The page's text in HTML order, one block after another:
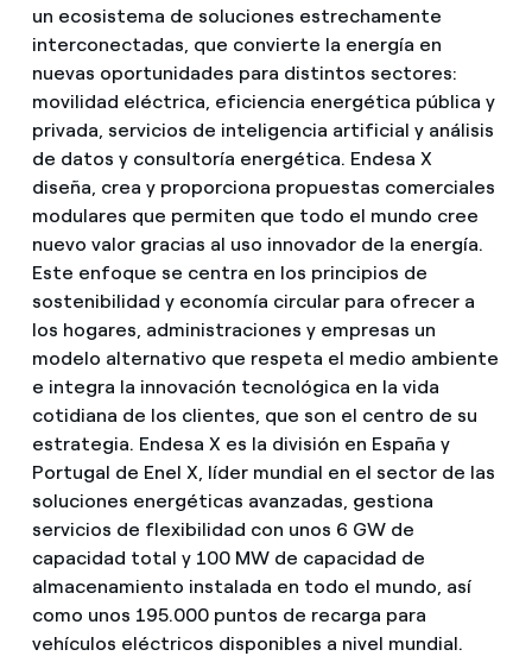
un ecosistema de soluciones estrechamente
interconectadas, que convierte la energía en
nuevas oportunidades para distintos sectores:
movilidad eléctrica, eficiencia energética pública y
privada, servicios de inteligencia artificial y análisis
de datos y consultoría energética. Endesa X
diseña, crea y proporciona propuestas comerciales
modulares que permiten que todo el mundo cree
nuevo valor gracias al uso innovador de la energía.
Este enfoque se centra en los principios de
sostenibilidad y economía circular para ofrecer a
los hogares, administraciones y empresas un
modelo alternativo que respeta el medio ambiente
e integra la innovación tecnológica en la vida
cotidiana de los clientes, que son el centro de su
estrategia. Endesa X es la división en España y
Portugal de Enel X, líder mundial en el sector de las
soluciones energéticas avanzadas, gestiona
servicios de flexibilidad con unos 6 GW de
capacidad total y 100 MW de capacidad de
almacenamiento instalada en todo el mundo, así
como unos 195.000 puntos de recarga para
vehículos eléctricos disponibles a nivel mundial.